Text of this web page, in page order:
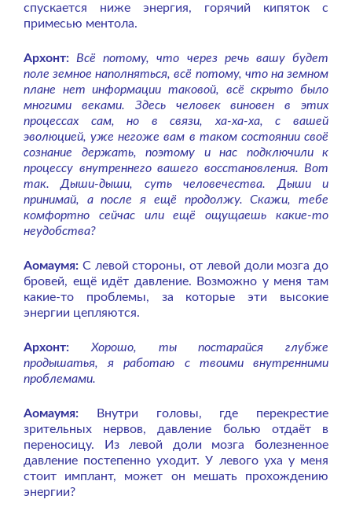
спускается ниже энергия, горячий кипяток с
примесью ментола.
Архонт: Всё потому, что через речь вашу будет
поле земное наполняться, всё потому, что на земном
плане нет информации таковой, всё скрыто было
многими веками. Здесь человек виновен в этих
процессах сам, но в связи, ха-ха-ха, с вашей
эволюцией, уже негоже вам в таком состоянии своё
сознание держать, поэтому и нас подключили к
процессу внутреннего вашего восстановления. Вот
так. Дыши-дыши, суть человечества. Дыши и
принимай, а после я ещё продолжу. Скажи, тебе
комфортно сейчас или ещё ощущаешь какие-то
неудобства?
Аомаумя: С левой стороны, от левой доли мозга до
бровей, ещё идёт давление. Возможно у меня там
какие-то проблемы, за которые эти высокие
энергии цепляются.
Архонт:
Хорошо, ты постарайся глубже
продышатья, я работаю с твоими внутренними
проблемами.
Аомаумя: Внутри головы, где перекрестие
зрительных нервов, давление болью отдаёт в
переносицу. Из левой доли мозга болезненное
давление постепенно уходит. У левого уха у меня
стоит имплант, может он мешать прохождению
энергии?